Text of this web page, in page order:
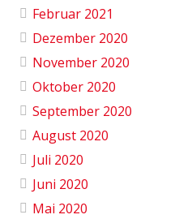
Februar 2021
Dezember 2020
November 2020
Oktober 2020
September 2020
August 2020
Juli 2020
Juni 2020
Mai 2020